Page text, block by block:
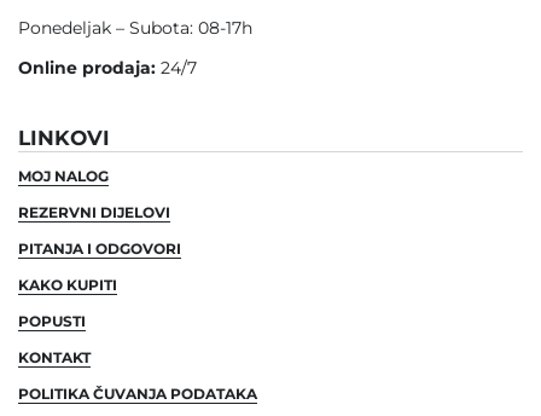
Ponedeljak – Subota: 08-17h
Online prodaja: 24/7
LINKOVI
MOJ NALOG
REZERVNI DIJELOVI
PITANJA I ODGOVORI
KAKO KUPITI
POPUSTI
KONTAKT
POLITIKA ČUVANJA PODATAKA